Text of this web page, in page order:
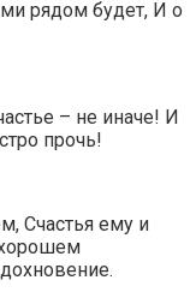
рядом будет, И о
– не иначе! И
прочь!
Счастья ему и